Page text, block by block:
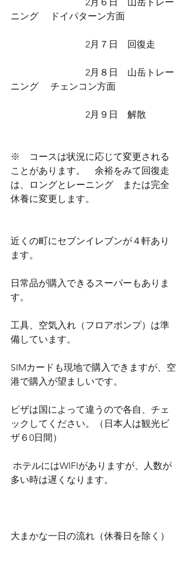
ニング　 ドイパターン方面
2月７日　回復走
2月８日　山岳トレー
ニング　 チェンコン方面
2月９日　解散
※    コースは状況に応じて変更される
ことがあります。　余裕をみて回復走
は、ロングとレーニング　または完全
休養に変更します。
近くの町にセブンイレブンが４軒あり
ます。
日常品が購入できるスーパーもありま
す。
工具、空気入れ（フロアポンプ）は準
備しています。
SIMカードも現地で購入できますが、空
港で購入が望ましいです。
ビザは国によって違うので各自、チェ
ックしてください。（日本人は観光ビ
ザ６0日間）
ホテルにはWIFIがありますが、人数が
多い時は遅くなります。
大まかな一日の流れ（休養日を除く）